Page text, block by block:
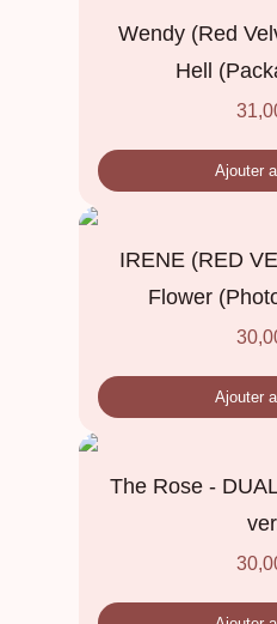
Wendy (Red
Hell
Ajouter
IRENE (RED
Flower
Ajouter
The Rose -